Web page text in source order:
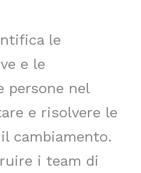
le
e le
persone nel
e risolvere le
cambiamento.
i team di